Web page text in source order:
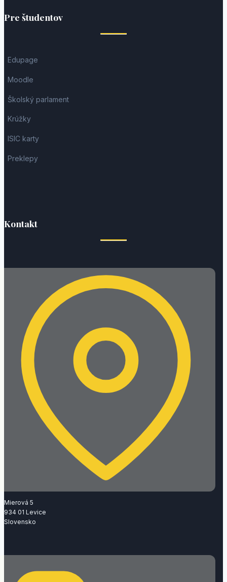
Pre študentov
Edupage
Moodle
Školský parlament
Krúžky
ISIC karty
Preklepy
Kontakt
Mierová 5
934 01 Levice
Slovensko